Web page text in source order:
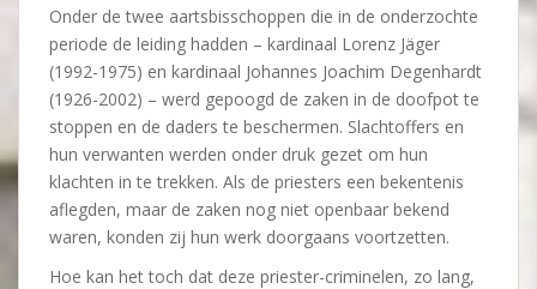
Onder de twee aartsbisschoppen die in de onderzochte
periode de leiding hadden – kardinaal Lorenz Jäger
(1992-1975) en kardinaal Johannes Joachim Degenhardt
(1926-2002) – werd gepoogd de zaken in de doofpot te
stoppen en de daders te beschermen. Slachtoffers en
hun verwanten werden onder druk gezet om hun
klachten in te trekken. Als de priesters een bekentenis
aflegden, maar de zaken nog niet openbaar bekend
waren, konden zij hun werk doorgaans voortzetten.
Hoe kan het toch dat deze priester-criminelen, zo lang,